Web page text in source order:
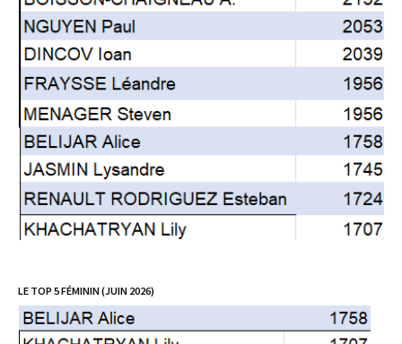
LE TOP 5 FÉMININ (JUIN 2026)